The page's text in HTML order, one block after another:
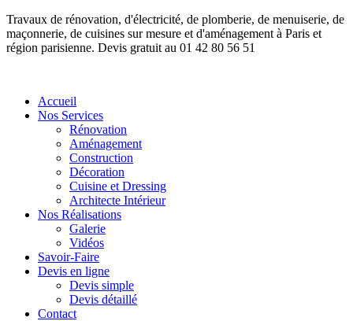
Travaux de rénovation, d'électricité, de plomberie, de menuiserie, de
maçonnerie, de cuisines sur mesure et d'aménagement à Paris et
région parisienne. Devis gratuit au 01 42 80 56 51
Accueil
Nos Services
Rénovation
Aménagement
Construction
Décoration
Cuisine et Dressing
Architecte Intérieur
Nos Réalisations
Galerie
Vidéos
Savoir-Faire
Devis en ligne
Devis simple
Devis détaillé
Contact